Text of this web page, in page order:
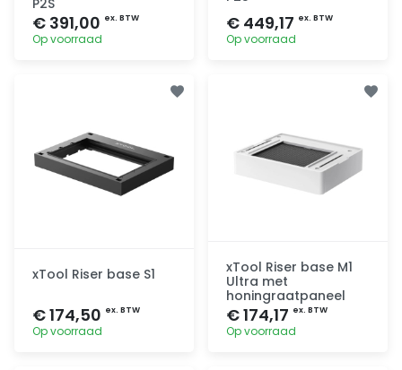
€ 391,00 ex. BTW
Op voorraad
€ 449,17 ex. BTW
Op voorraad
xTool Riser base S1
€ 174,50 ex. BTW
Op voorraad
xTool Riser base M1
Ultra met
honingraatpaneel
€ 174,17 ex. BTW
Op voorraad